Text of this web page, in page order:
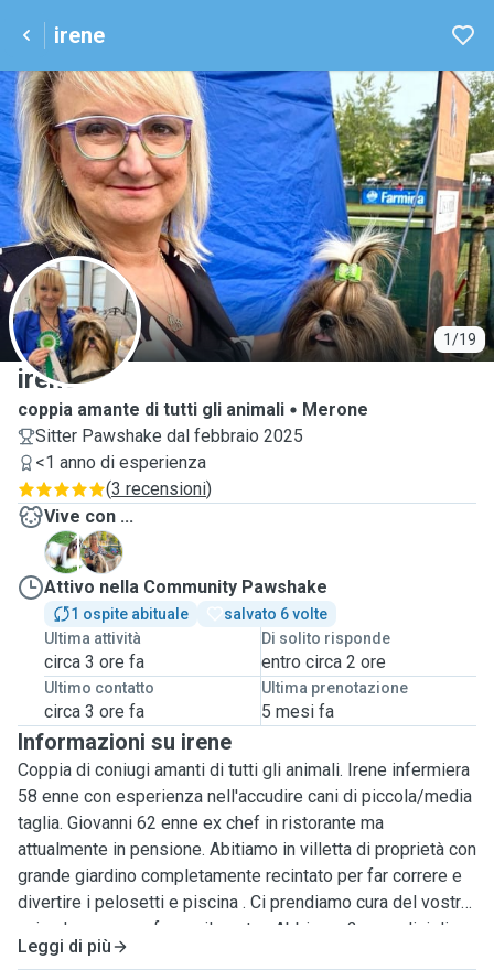
irene
1/19
I
irene
coppia amante di tutti gli animali
Merone
Sitter Pawshake dal febbraio 2025
<1 anno di esperienza
(3 recensioni)
Vive con ...
I
S
Attivo nella Community Pawshake
1 ospite abituale
salvato 6 volte
Ultima attività
circa 3 ore fa
Di solito risponde
entro circa 2 ore
Ultimo contatto
circa 3 ore fa
Ultima prenotazione
5 mesi fa
Informazioni su irene
Coppia di coniugi amanti di tutti gli animali. Irene infermiera
58 enne con esperienza nell'accudire cani di piccola/media
taglia. Giovanni 62 enne ex chef in ristorante ma
attualmente in pensione. Abitiamo in villetta di proprietà con
grande giardino completamente recintato per far correre e
divertire i pelosetti e piscina . Ci prendiamo cura del vostro
animale come se fosse il nostro. Abbiamo 2 cagnolini di
piccola taglia razza shih tzu bravi ed educati abituati a stare
Leggi di più